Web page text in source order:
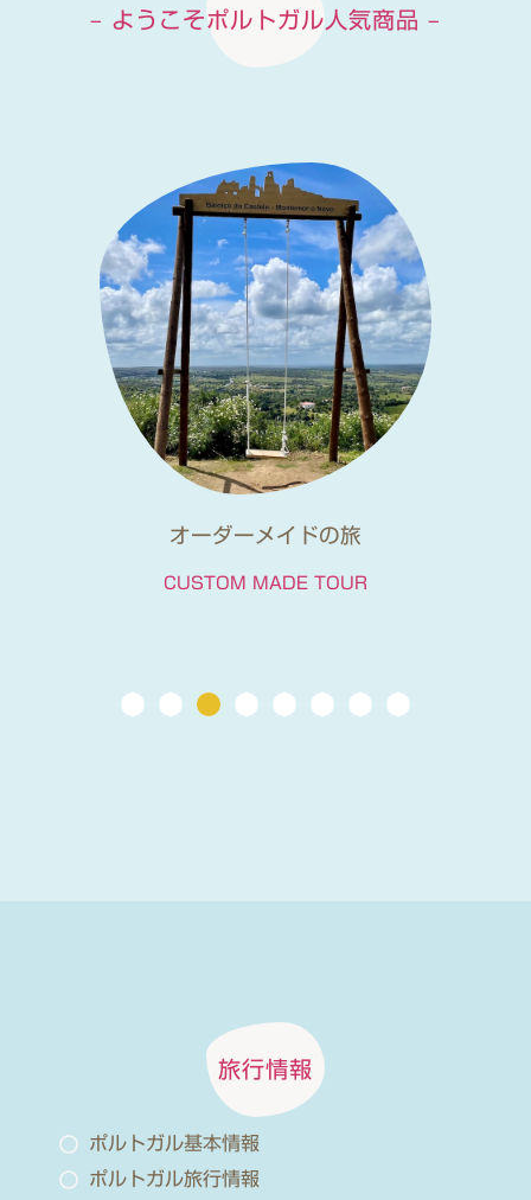
– ようこそポルトガル人気商品 –
オーダーメイドの旅
CUSTOM MADE TOUR
旅行情報
ポルトガル基本情報
ポルトガル旅行情報